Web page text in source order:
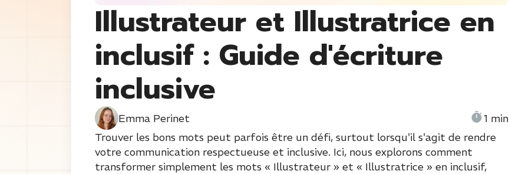
Illustrateur et Illustratrice en
inclusif : Guide d'écriture
inclusive
Emma Perinet
1 min
Trouver les bons mots peut parfois être un défi, surtout lorsqu'il s'agit de rendre
votre communication respectueuse et inclusive. Ici, nous explorons comment
transformer simplement les mots « Illustrateur » et « Illustratrice » en inclusif,